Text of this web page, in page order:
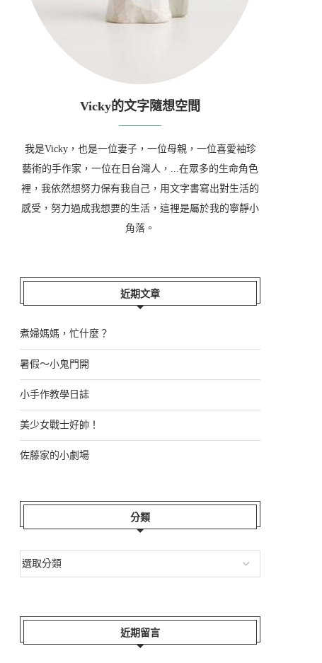
Vicky的文字隨想空間
我是Vicky，也是一位妻子，一位母親，一位喜愛袖珍
藝術的手作家，一位在日台灣人，...在眾多的生命角色
裡，我依然想努力保有我自己，用文字書寫出對生活的
感受，努力過成我想要的生活，這裡是屬於我的寧靜小
角落。
近期文章
煮婦媽媽，忙什麼？
暑假～小鬼門開
小手作教學日誌
美少女戰士好帥！
佐藤家的小劇場
分類
近期留言